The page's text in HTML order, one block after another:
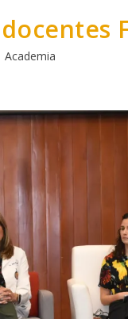
Academia